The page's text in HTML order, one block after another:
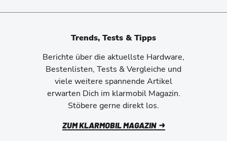
Trends, Tests & Tipps
Berichte über die aktuellste Hardware,
Bestenlisten, Tests & Vergleiche und
viele weitere spannende Artikel
erwarten Dich im klarmobil Magazin.
Stöbere gerne direkt los.
ZUM KLARMOBIL MAGAZIN